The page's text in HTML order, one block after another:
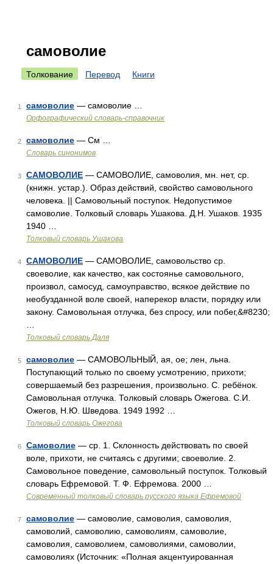
самоволие
Толкование Перевод Книги
1 самоволие — самоволие …
Орфографический словарь-справочник
2 самоволие — См …
Словарь синонимов
3 САМОВОЛИЕ — САМОВОЛИЕ, самоволия, мн. нет, ср.
(книжн. устар.). Образ действий, свойство самовольного
человека. || Самовольный поступок. Недопустимое
самоволие. Толковый словарь Ушакова. Д.Н. Ушаков. 1935
1940 …
Толковый словарь Ушакова
4 САМОВОЛИЕ — САМОВОЛИЕ, самовольство ср.
своеволие, как качество, как состоянье самовольного,
произвол, самосуд, самоуправство, всякое действие по
необузданной воле своей, наперекор власти, порядку или
закону. Самовольная отлучка, без спросу, или побег,&#8230;
Толковый словарь Даля
5 самоволие — САМОВОЛЬНЫЙ, ая, ое; лен, льна.
Поступающий только по своему усмотрению, прихоти;
совершаемый без разрешения, произвольно. С. ребёнок.
Самовольная отлучка. Толковый словарь Ожегова. С.И.
Ожегов, Н.Ю. Шведова. 1949 1992 …
Толковый словарь Ожегова
6 Самоволие — ср. 1. Склонность действовать по своей
воле, прихоти, не считаясь с другими; своеволие. 2.
Самовольное поведение, самовольный поступок. Толковый
словарь Ефремовой. Т. Ф. Ефремова. 2000 …
Современный толковый словарь русского языка Ефремовой
7 самоволие — самоволие, самоволия, самоволия,
самоволий, самоволию, самоволиям, самоволие,
самоволия, самоволием, самоволиями, самоволии,
самоволиях (Источник: «Полная акцентуированная